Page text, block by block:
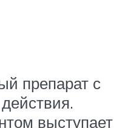
препарат с
выступает